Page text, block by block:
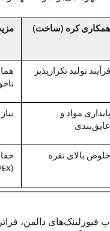
همکاری کره (ساخت)
فرآیند تولید تکرارپذیر
پایداری مواد و
عایق‌بندی
خلوص بالای نقره
فیوزلینک‌های دالمن،